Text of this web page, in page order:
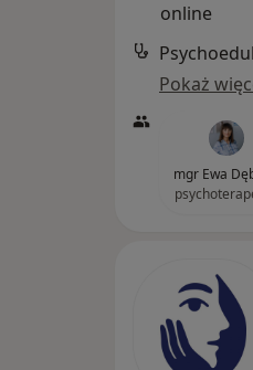
online
Pokaż
mgr Ewa